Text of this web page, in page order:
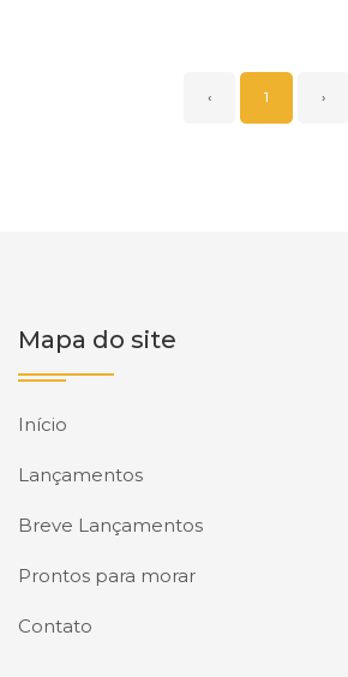
‹ 1 ›
Mapa do site
Início
Lançamentos
Breve Lançamentos
Prontos para morar
Contato